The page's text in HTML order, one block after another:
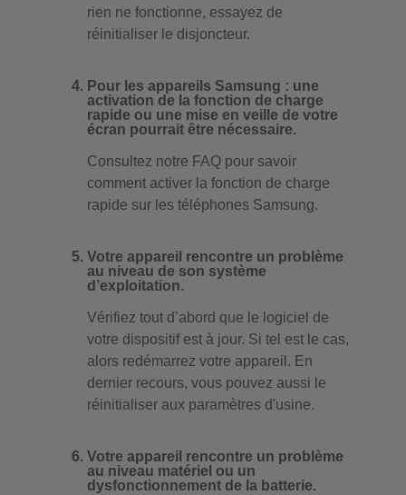
rien ne fonctionne, essayez de
réinitialiser le disjoncteur.
Pour les appareils Samsung : une
activation de la fonction de charge
rapide ou une mise en veille de votre
écran pourrait être nécessaire.
Consultez notre FAQ pour savoir
comment activer la fonction de charge
rapide sur les téléphones Samsung.
Votre appareil rencontre un problème
au niveau de son système
d’exploitation.
Vérifiez tout d’abord que le logiciel de
votre dispositif est à jour. Si tel est le cas,
alors redémarrez votre appareil. En
dernier recours, vous pouvez aussi le
réinitialiser aux paramètres d'usine.
Votre appareil rencontre un problème
au niveau matériel ou un
dysfonctionnement de la batterie.